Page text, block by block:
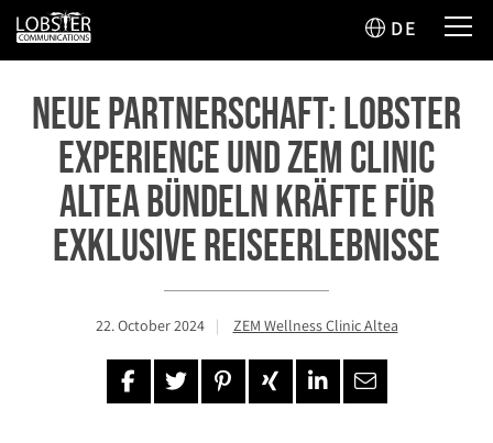
DE
Neue Partnerschaft: Lobster
Experience und ZEM Clinic
Altea bündeln Kräfte für
exklusive Reiseerlebnisse
22. October 2024 ZEM Wellness Clinic Altea